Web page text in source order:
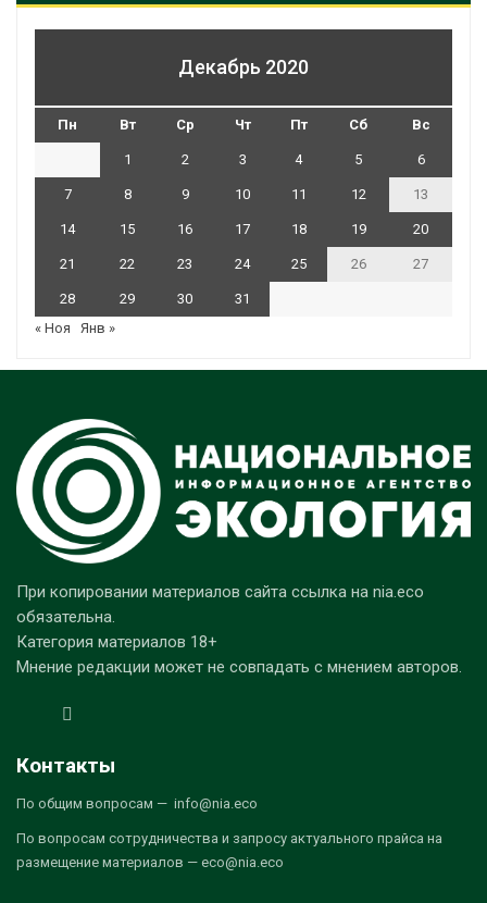
Декабрь 2020
Пн Вт Ср Чт Пт Сб Вс
1 2 3 4 5 6
7 8 9 10 11 12 13
14 15 16 17 18 19 20
21 22 23 24 25 26 27
28 29 30
31
« Ноя
Янв »
При копировании материалов сайта ссылка на nia.eco
обязательна.
Категория материалов 18+
Мнение редакции может не совпадать с мнением авторов.
Контакты
По общим вопросам — info@nia.eco
По вопросам сотрудничества и запросу актуального прайса на
размещение материалов — eco@nia.eco